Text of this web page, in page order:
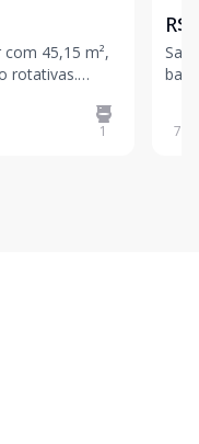
45,15 m²,
rotativas.
unific
1
R$
74